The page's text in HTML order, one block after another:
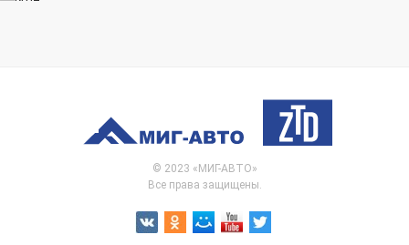
© 2023 «МИГ-АВТО»
Все права защищены.